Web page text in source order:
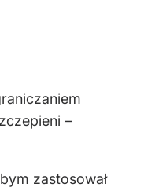
–
zastosował